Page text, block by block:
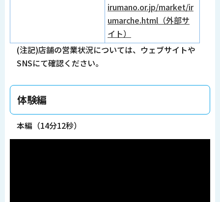
irumano.or.jp/market/ir
umarche.html（外部サ
イト）
(注記)店舗の営業状況については、ウェブサイトや
SNSにて確認ください。
体験編
本編（14分12秒）